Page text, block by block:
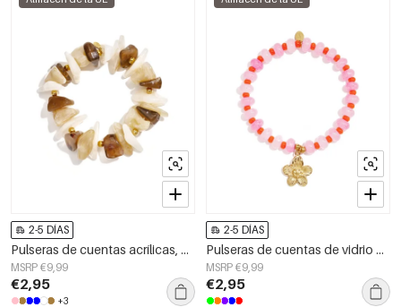
2-5 DÍAS
Pulseras de cuentas acrílicas, cuentas sencillas, serie sencilla diaria, joyería para mujer
MSRP €9,99
€2,95
+3
2-5 DÍAS
Pulseras de cuentas de vidrio con diseño floral, estilo casual y sencillo para mujer.
MSRP €9,99
€2,95